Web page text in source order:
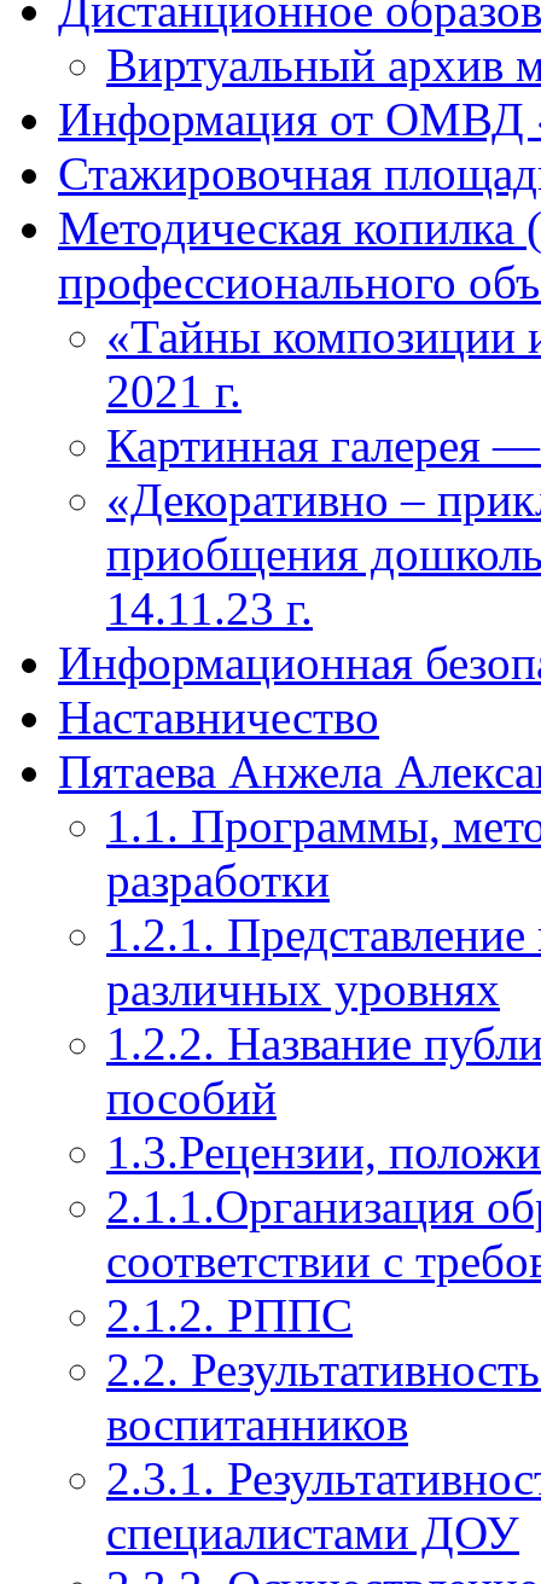
Виртуальный архив
Информация от ОМВД
Стажировочная
Методическая копилка
профессионального
«Тайны композиции
2021 г.
Картинная галерея
«Декоративно –
приобщения
14.11.23 г.
Информационная
Наставничество
Пятаева Анжела
1.1. Программы,
разработки
1.2.1.
различных уровнях
1.2.2. Название
пособий
1.3.Рецензии,
2.1.1.Организация
соответствии с
2.1.2. РППС
2.2.
воспитанников
2.3.1.
специалистами ДОУ